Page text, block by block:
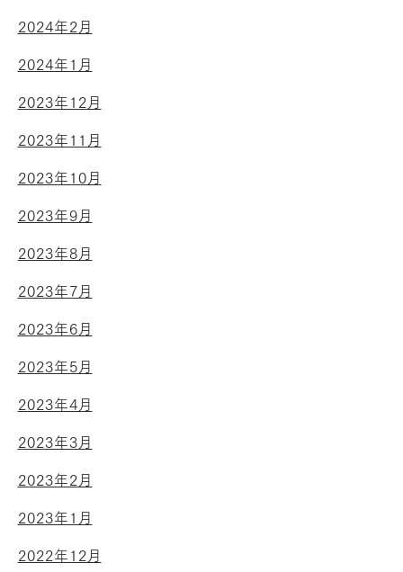
2024年2月
2024年1月
2023年12月
2023年11月
2023年10月
2023年9月
2023年8月
2023年7月
2023年6月
2023年5月
2023年4月
2023年3月
2023年2月
2023年1月
2022年12月